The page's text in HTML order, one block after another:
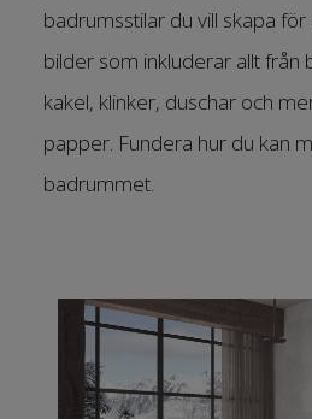
badrumsstilar du vill skapa
bilder som inkluderar allt från
kakel, klinker, duschar och
papper. Fundera hur du kan
badrummet.